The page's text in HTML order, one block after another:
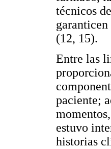
técnicos
(12, 15).
Entre las
paciente;
estuvo
historias